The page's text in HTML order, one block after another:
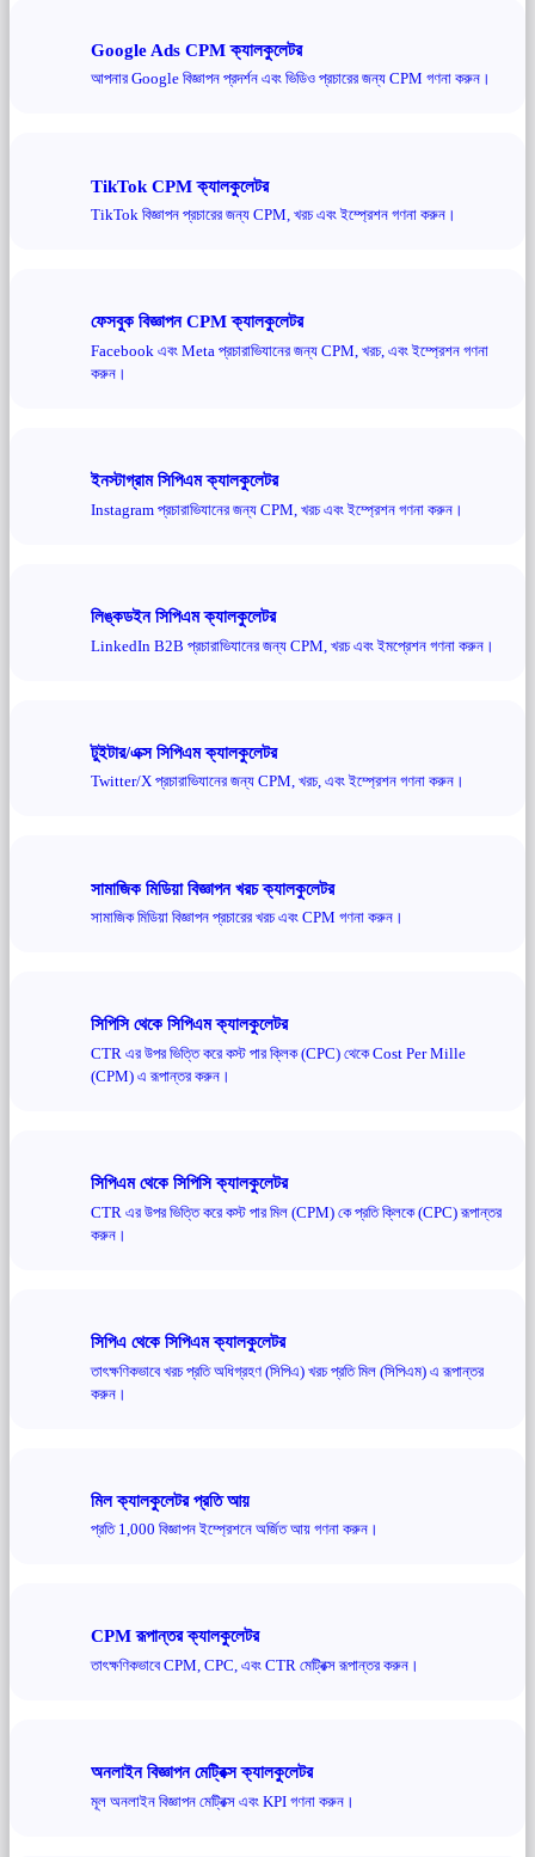
Google Ads CPM ক্যালকুলেটর
আপনার Google বিজ্ঞাপন প্রদর্শন এবং ভিডিও প্রচারের জন্য CPM গণনা করুন।
TikTok CPM ক্যালকুলেটর
TikTok বিজ্ঞাপন প্রচারের জন্য CPM, খরচ এবং ইম্প্রেশন গণনা করুন।
ফেসবুক বিজ্ঞাপন CPM ক্যালকুলেটর
Facebook এবং Meta প্রচারাভিযানের জন্য CPM, খরচ, এবং ইম্প্রেশন গণনা
করুন।
ইনস্টাগ্রাম সিপিএম ক্যালকুলেটর
Instagram প্রচারাভিযানের জন্য CPM, খরচ এবং ইম্প্রেশন গণনা করুন।
লিঙ্কডইন সিপিএম ক্যালকুলেটর
LinkedIn B2B প্রচারাভিযানের জন্য CPM, খরচ এবং ইমপ্রেশন গণনা করুন।
টুইটার/এক্স সিপিএম ক্যালকুলেটর
Twitter/X প্রচারাভিযানের জন্য CPM, খরচ, এবং ইম্প্রেশন গণনা করুন।
সামাজিক মিডিয়া বিজ্ঞাপন খরচ ক্যালকুলেটর
সামাজিক মিডিয়া বিজ্ঞাপন প্রচারের খরচ এবং CPM গণনা করুন।
সিপিসি থেকে সিপিএম ক্যালকুলেটর
CTR এর উপর ভিত্তি করে কস্ট পার ক্লিক (CPC) থেকে Cost Per Mille
(CPM) এ রূপান্তর করুন।
সিপিএম থেকে সিপিসি ক্যালকুলেটর
CTR এর উপর ভিত্তি করে কস্ট পার মিল (CPM) কে প্রতি ক্লিকে (CPC) রূপান্তর
করুন।
সিপিএ থেকে সিপিএম ক্যালকুলেটর
তাৎক্ষণিকভাবে খরচ প্রতি অধিগ্রহণ (সিপিএ) খরচ প্রতি মিল (সিপিএম) এ রূপান্তর
করুন।
মিল ক্যালকুলেটর প্রতি আয়
প্রতি 1,000 বিজ্ঞাপন ইম্প্রেশনে অর্জিত আয় গণনা করুন।
CPM রূপান্তর ক্যালকুলেটর
তাৎক্ষণিকভাবে CPM, CPC, এবং CTR মেট্রিক্স রূপান্তর করুন।
অনলাইন বিজ্ঞাপন মেট্রিক্স ক্যালকুলেটর
মূল অনলাইন বিজ্ঞাপন মেট্রিক্স এবং KPI গণনা করুন।